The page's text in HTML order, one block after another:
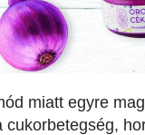
miatt egyre